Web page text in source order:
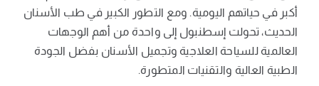
أكبر في حياتهم اليومية. ومع التطور الكبير في طب الأسنان
الحديث، تحولت إسطنبول إلى واحدة من أهم الوجهات
العالمية للسياحة العلاجية وتجميل الأسنان بفضل الجودة
الطبية العالية والتقنيات المتطورة.